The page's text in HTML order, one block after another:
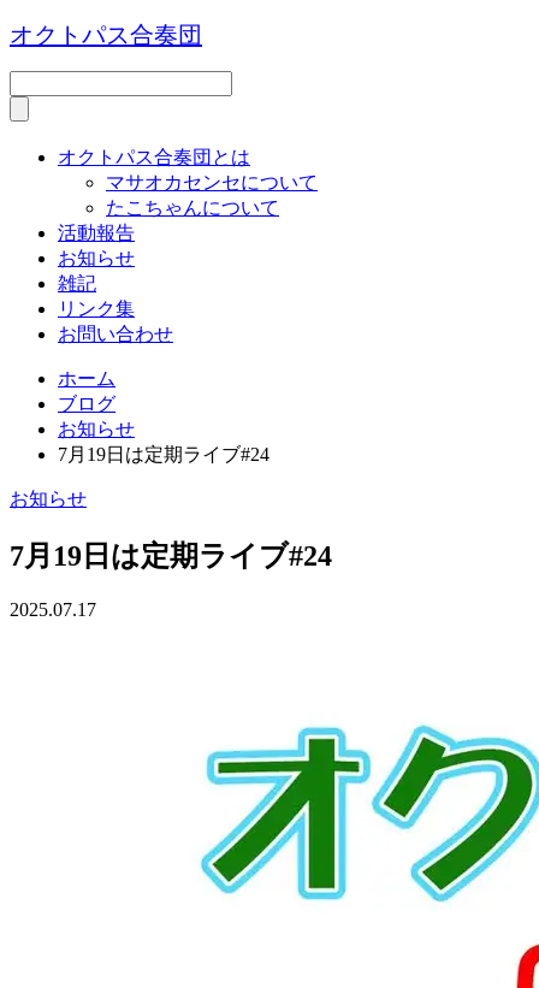
オクトパス合奏団
オクトパス合奏団とは
マサオカセンセについて
たこちゃんについて
活動報告
お知らせ
雑記
リンク集
お問い合わせ
ホーム
ブログ
お知らせ
7月19日は定期ライブ#24
お知らせ
7月19日は定期ライブ#24
2025.07.17